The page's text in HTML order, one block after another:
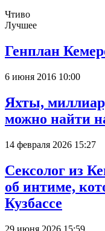
Чтиво
Лучшее
Генплан
6 июня 2016 10:00
Яхты,
можно найти
14 февраля 2026 15:27
Сексолог из
об интиме,
Кузбассе
29 июня 2026 15:59